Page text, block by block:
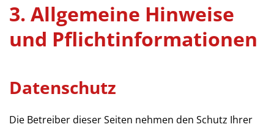
3. Allgemeine Hinweise
und Pflicht­informationen
Datenschutz
Die Betreiber dieser Seiten nehmen den Schutz Ihrer